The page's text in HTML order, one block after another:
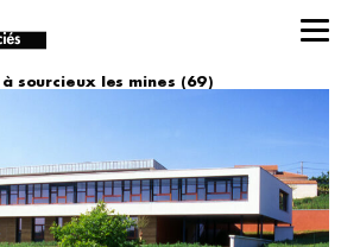
sourcieux les mines (69)